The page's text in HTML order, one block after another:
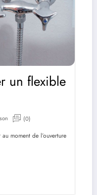
un flexible
(0)
moment de l’ouverture